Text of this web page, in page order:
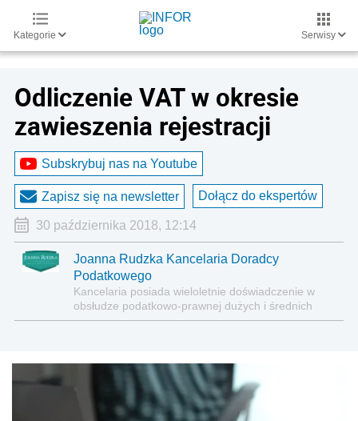
Kategorie Serwisy
Odliczenie VAT w okresie
zawieszenia rejestracji
Subskrybuj nas na Youtube
Zapisz się na newsletter Dołącz do ekspertów
30 października 2018, 12:14
Joanna Rudzka Kancelaria Doradcy
Podatkowego
Kancelaria posiada wieloletnie doświadczenie w
obsłudze podatkowo-prawnej dużych i średnich
polskich firm, międzynarodowych korporacji oraz